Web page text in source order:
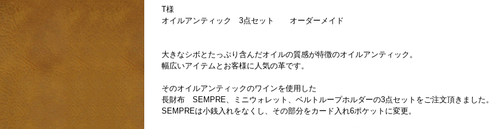
T様
オイルアンティック 3点セット オーダーメイド
大きなシボとたっぷり含んだオイルの質感が特徴のオイルアンティック。
幅広いアイテムとお客様に人気の革です。
そのオイルアンティックのワインを使用した
長財布 SEMPRE、ミニウォレット、ベルトループホルダーの3点セットをご注文頂きました。
SEMPREは小銭入れをなくし、その部分をカード入れ6ポケットに変更。